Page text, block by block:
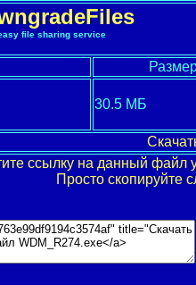
file sharing service
30.5 МБ
ссылку на данный файл
Просто скопируйте